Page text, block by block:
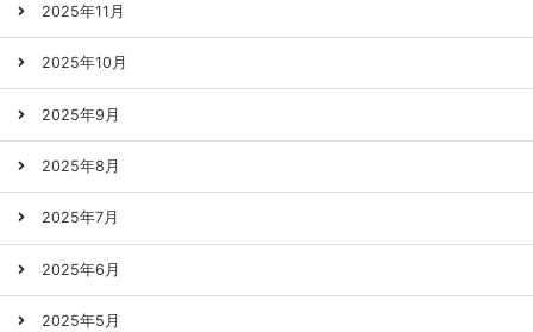
2025年11月
2025年10月
2025年9月
2025年8月
2025年7月
2025年6月
2025年5月